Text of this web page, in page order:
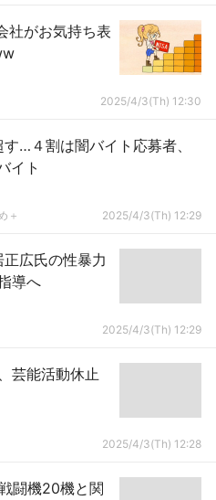
社がお気持ち表
2025/4/3(Th) 12:30
…４割は闇バイト応募者、
イト
＋ 2025/4/3(Th) 12:29
正広氏の性暴力
導へ
2025/4/3(Th) 12:29
芸能活動休止
2025/4/3(Th) 12:28
闘機20機と関